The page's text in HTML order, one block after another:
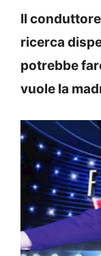
Il
ricerca
potrebbe
vuole la